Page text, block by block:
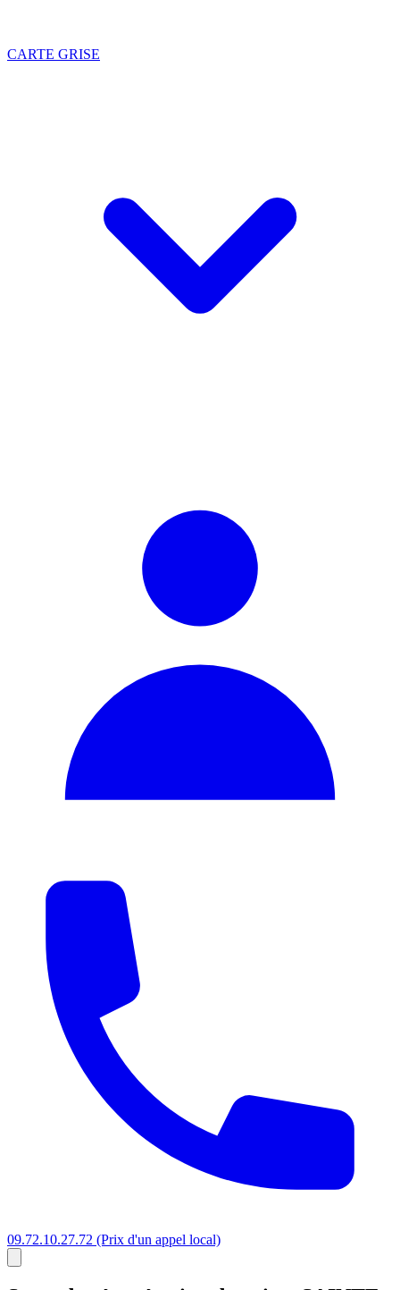
CARTE GRISE
09.72.10.27.72 (Prix d'un appel local)